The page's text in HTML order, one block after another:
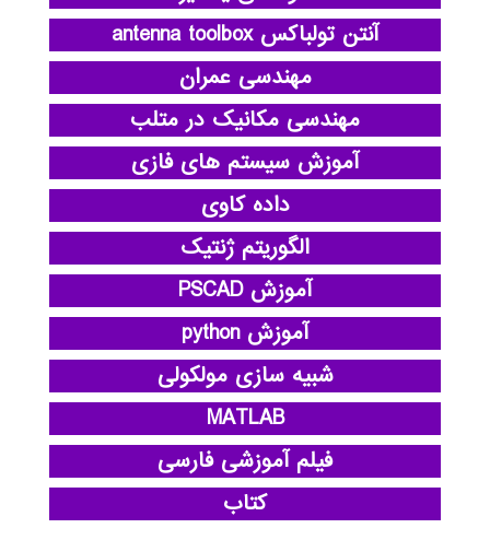
آنتن تولباکس antenna toolbox
مهندسی عمران
مهندسی مکانیک در متلب
آموزش سیستم های فازی
داده کاوی
الگوریتم ژنتیک
آموزش PSCAD
آموزش python
شبیه سازی مولکولی
MATLAB
فیلم آموزشی فارسی
کتاب